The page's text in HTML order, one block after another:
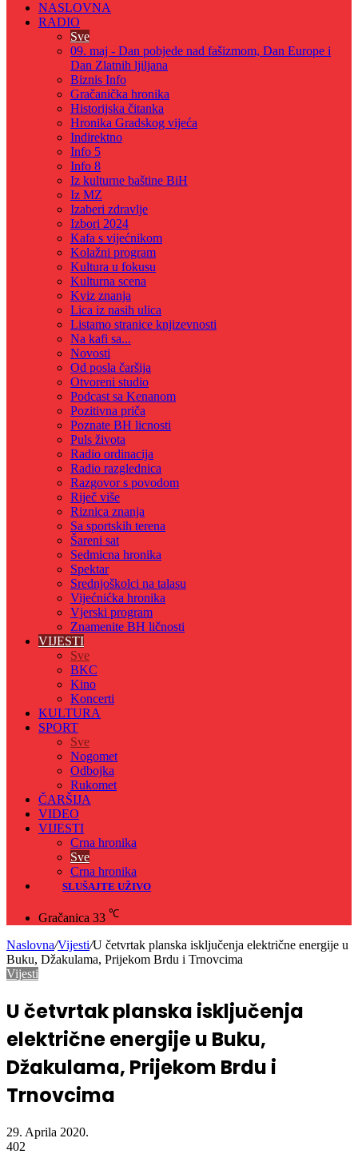
NASLOVNA
RADIO
Sve
09. maj - Dan pobjede nad fašizmom, Dan Europe i
Dan Zlatnih ljiljana
Biznis Info
Gračanička hronika
Historijska čitanka
Hronika Gradskog vijeća
Indirektno
Info 5
Info 8
Iz kulturne baštine BiH
Iz MZ
Izaberi zdravlje
Izbori 2024
Kafa s vijećnikom
Kolažni program
Kultura u fokusu
Kulturna scena
Kviz znanja
Lica iz nasih ulica
Listamo stranice knjizevnosti
Na kafi sa...
Novosti
Od posla čaršija
Otvoreni studio
Podcast sa Kenanom
Pozitivna priča
Poznate BH licnosti
Puls života
Radio ordinacija
Radio razglednica
Razgovor s povodom
Riječ više
Riznica znanja
Sa sportskih terena
Šareni sat
Sedmicna hronika
Spektar
Srednjoškolci na talasu
Vijećnićka hronika
Vjerski program
Znamenite BH ličnosti
VIJESTI
Sve
BKC
Kino
Koncerti
KULTURA
SPORT
Sve
Nogomet
Odbojka
Rukomet
ČARŠIJA
VIDEO
VIJESTI
Crna hronika
Sve
Crna hronika
SLUŠAJTE UŽIVO
Gračanica 33 ℃
Naslovna/Vijesti/U četvrtak planska isključenja električne energije u
Buku, Džakulama, Prijekom Brdu i Trnovcima
Vijesti
U četvrtak planska isključenja
električne energije u Buku,
Džakulama, Prijekom Brdu i
Trnovcima
29. Aprila 2020.
402